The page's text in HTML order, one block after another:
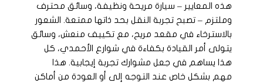
هذه المعايير – سيارة مريحة ونظيفة، وسائق محترف
وملتزم – تصبح تجربة النقل بحد ذاتها ممتعة. الشعور
بالاسترخاء في مقعد مريح، مع تكييف منعش، وسائق
يتولى أمر القيادة بكفاءة في شوارع الأحمدي، كل
هذا يساهم في جعل مشوارك تجربة إيجابية. هذا
مهم بشكل خاص عند التوجه إلى أو العودة من أماكن